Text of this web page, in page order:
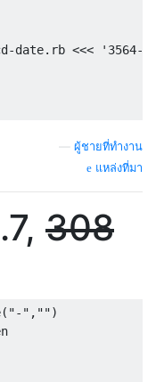
date.rb <<< '3564-
ผู้ชายที่ทำงาน
แหล่งที่มา
308
","")